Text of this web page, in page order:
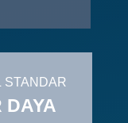
STANDAR
DAYA